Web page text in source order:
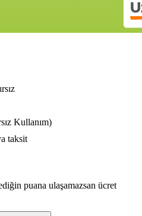
Kullanım)
taksit
puana ulaşamazsan ücret